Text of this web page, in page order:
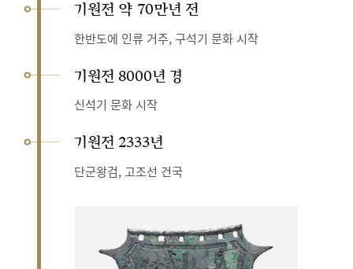
기원전 약 70만년 전
한반도에 인류 거주, 구석기 문화 시작
기원전 8000년 경
신석기 문화 시작
기원전 2333년
단군왕검, 고조선 건국